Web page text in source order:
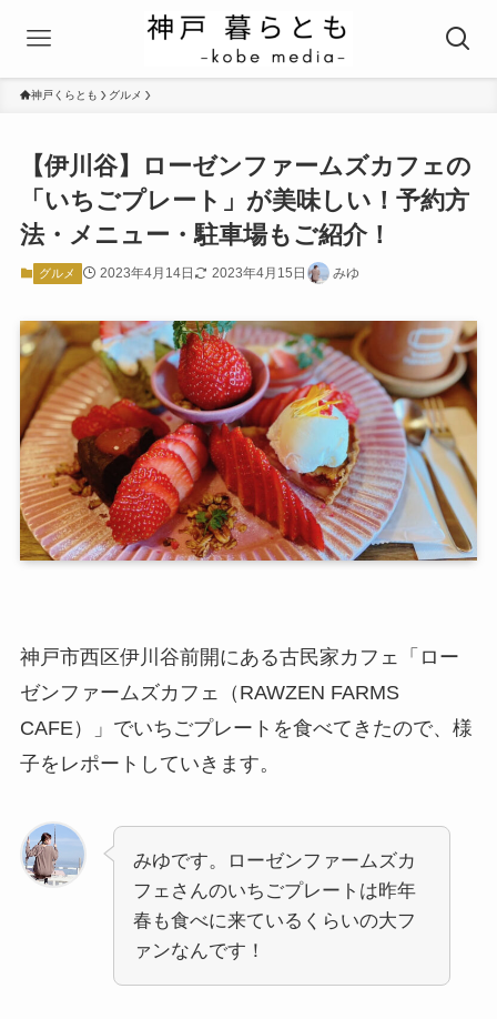
神戸くらとも グルメ
【伊川谷】ローゼンファームズカフェの
「いちごプレート」が美味しい！予約方
法・メニュー・駐車場もご紹介！
グルメ 2023年4月14日 2023年4月15日 みゆ
神戸市西区伊川谷前開にある古民家カフェ「ロー
ゼンファームズカフェ（RAWZEN FARMS
CAFE）」でいちごプレートを食べてきたので、様
子をレポートしていきます。
みゆです。ローゼンファームズカ
フェさんのいちごプレートは昨年
春も食べに来ているくらいの大フ
ァンなんです！